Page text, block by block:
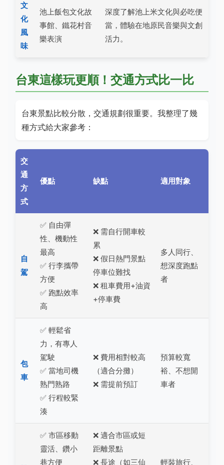
文
化
風
味
池上飯包文化故
事館、鐵花村音
樂表演
深度了解池上米文化與必吃便
當，體驗在地原民音樂與文創
活力。
台東這樣玩更順！交通方式比一比
台東景點比較分散，交通規劃很重要。我整理了幾
種方式給大家參考：
交
通
方
式
優點 缺點 適用對象
自
駕
✅ 自由彈
性、機動性
最高
✅ 行李攜帶
方便
✅ 跑點效率
高
❌ 需自行開車較
累
❌ 假日熱門景點
停車位難找
❌ 租車費用+油資
+停車費
多人同行、
想深度跑點
者
包
車
✅ 輕鬆省
力，有專人
駕駛
✅ 當地司機
熟門熟路
✅ 行程較緊
湊
❌ 費用相對較高
（適合分攤）
❌ 需提前預訂
預算較寬
裕、不想開
車者
✅ 市區移動
靈活、鑽小
巷方便
❌ 適合市區或短
距離景點
❌ 長途（如三仙
輕裝旅行、